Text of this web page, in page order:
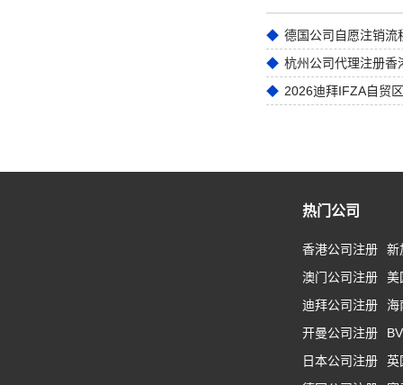
德国公司自愿注销流
2026迪拜IFZA自贸
热门公司
香港公司注册
新
澳门公司注册
美
迪拜公司注册
海
开曼公司注册
日本公司注册
英